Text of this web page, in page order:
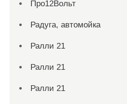
Про12Вольт
Радуга, автомойка
Ралли 21
Ралли 21
Ралли 21